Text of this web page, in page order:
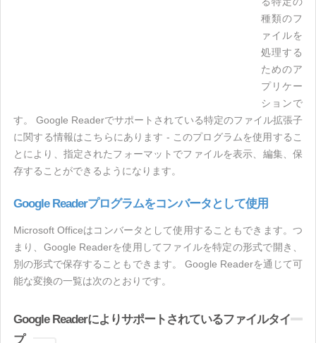
種類のフ
ァイルを
処理する
ためのア
プリケー
ションで
す。 Google Readerでサポートされている特定のファイル拡張子
に関する情報はこちらにあります - このプログラムを使用するこ
とにより、指定されたフォーマットでファイルを表示、編集、保
存することができるようになります。
Google Readerプログラムをコンバータとして使用
Microsoft Officeはコンバータとして使用することもできます。つ
まり、Google Readerを使用してファイルを特定の形式で開き、
別の形式で保存することもできます。 Google Readerを通じて可
能な変換の一覧は次のとおりです。
Google Readerによりサポートされているファイルタイ
プ